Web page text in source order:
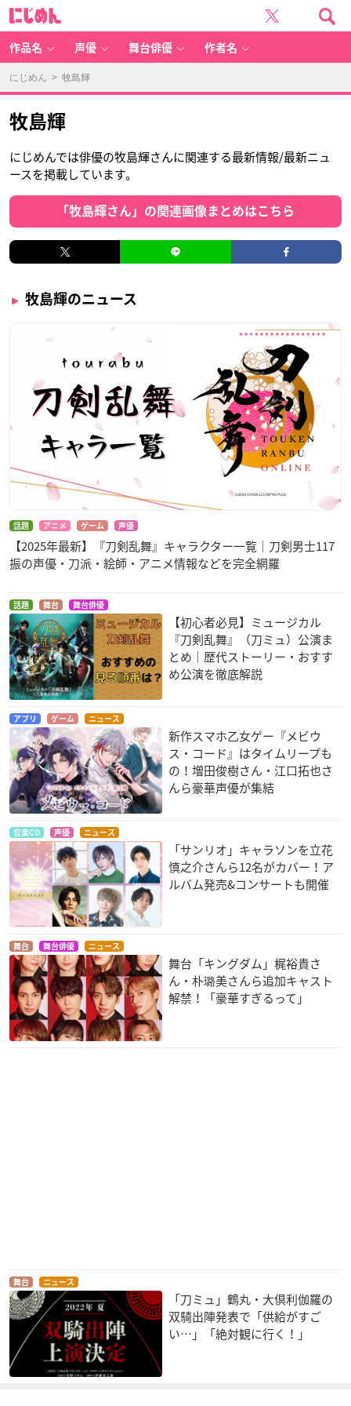
作品名 声優 舞台俳優 作者名
にじめん > 牧島輝
牧島輝
にじめんでは俳優の牧島輝さんに関連する最新情報/最新ニュ
ースを掲載しています。
「牧島輝さん」の関連画像まとめはこちら
牧島輝のニュース
話題 アニメ ゲーム 声優
【2025年最新】『刀剣乱舞』キャラクター一覧｜刀剣男士117
振の声優・刀派・絵師・アニメ情報などを完全網羅
話題 舞台 舞台俳優
【初心者必見】ミュージカル
『刀剣乱舞』（刀ミュ）公演ま
とめ｜歴代ストーリー・おすす
め公演を徹底解説
アプリ ゲーム ニュース
新作スマホ乙女ゲー『メビウ
ス・コード』はタイムリープも
の！増田俊樹さん・江口拓也さ
んら豪華声優が集結
音楽CD 声優 ニュース
「サンリオ」キャラソンを立花
慎之介さんら12名がカバー！ア
ルバム発売&コンサートも開催
舞台 舞台俳優 ニュース
舞台「キングダム」梶裕貴さ
ん・朴璐美さんら追加キャスト
解禁！「豪華すぎるって」
舞台 ニュース
「刀ミュ」鶴丸・大倶利伽羅の
双騎出陣発表で「供給がすご
い…」「絶対観に行く！」